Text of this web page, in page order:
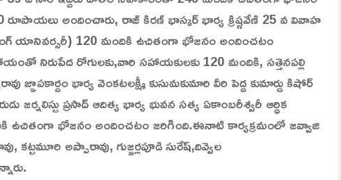
అందించారు, రాజ్ కిరణ్ భాస్కర్ భార్య క్రిష్ణవేణి 25 వ వివాహ
యానివర్సరీ) 120 మందికి ఉచితంగా భోజనం అందించటం
నిరుపేద రోగులకు,వారి సహాయకులకు 120 మందికి, సత్తెనపల్లి
జ్ఞాపకార్దం భార్య వెంకటలక్ష్మీ కుసుమకుమారి వీరి పెద్ద కుమార్డు కిషోర్
జర్నలిస్టు ప్రసాద్ ఆదిత్య భార్య భువన సత్య ఏకాంబరీశ్వరీ ఆర్ధిక
ఉచితంగా భోజనం అందించటం జరిగింది.ఈనాటి కార్యక్రమంలో జవ్వాజి
అప్పారావు, గుజ్జర్లపూడి సురేష్,దివ్వెల